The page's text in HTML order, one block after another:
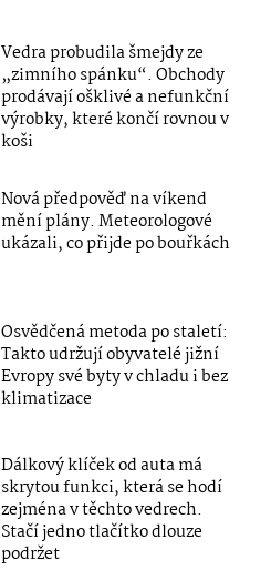
Vedra probudila šmejdy ze
„zimního spánku“. Obchody
prodávají ošklivé a nefunkční
výrobky, které končí rovnou v
koši
Nová předpověď na víkend
mění plány. Meteorologové
ukázali, co přijde po bouřkách
Osvědčená metoda po staletí:
Takto udržují obyvatelé jižní
Evropy své byty v chladu i bez
klimatizace
Dálkový klíček od auta má
skrytou funkci, která se hodí
zejména v těchto vedrech.
Stačí jedno tlačítko dlouze
podržet